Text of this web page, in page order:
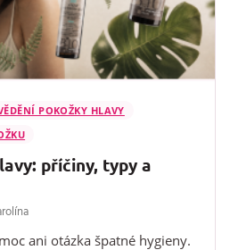
POKOŽKY HLAVY
příčiny, typy a
ani otázka špatné hygieny.